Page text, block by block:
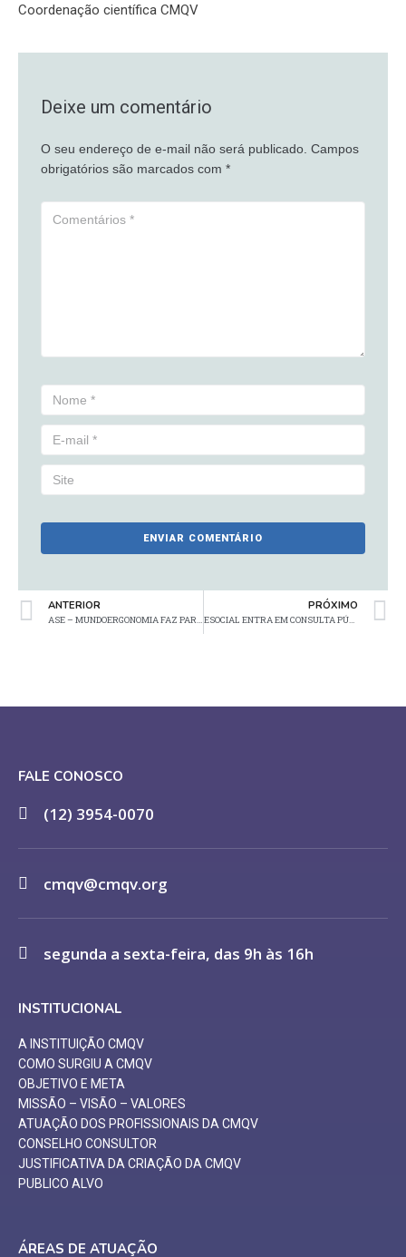
Coordenação científica CMQV
Deixe um comentário
O seu endereço de e-mail não será publicado. Campos
obrigatórios são marcados com *
ANTERIOR PRÓXIMO
ESOCIAL ENTRA EM CONSULTA PÚBLICA
FALE CONOSCO
(12) 3954-0070
cmqv@cmqv.org
segunda a sexta-feira, das 9h às 16h
INSTITUCIONAL
A INSTITUIÇÃO CMQV
COMO SURGIU A CMQV
OBJETIVO E META
MISSÃO – VISÃO – VALORES
ATUAÇÃO DOS PROFISSIONAIS DA CMQV
CONSELHO CONSULTOR
JUSTIFICATIVA DA CRIAÇÃO DA CMQV
PUBLICO ALVO
ÁREAS DE ATUAÇÃO